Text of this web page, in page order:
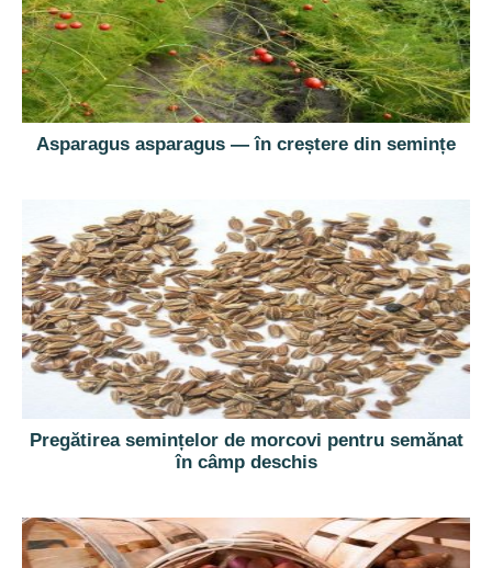
Asparagus asparagus — în creștere din semințe
Pregătirea semințelor de morcovi pentru semănat
în câmp deschis